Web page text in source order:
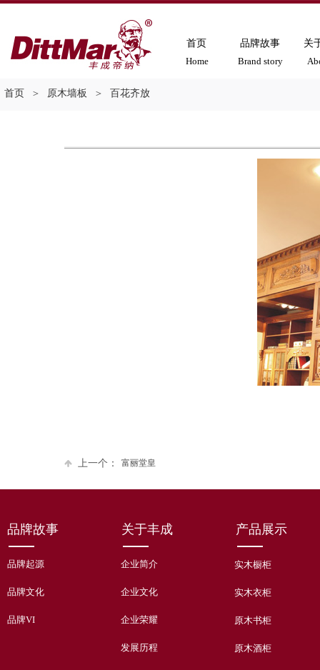
Home Brand story
首页 品牌故事 关
首页 ＞ 原木墙板 ＞ 百花齐放
上一个： 富丽堂皇
产品展示
品牌起源
品牌文化
品牌VI
企业简介
企业文化
企业荣耀
发展历程
实木橱柜
实木衣柜
原木书柜
原木酒柜
关于丰成
品牌故事